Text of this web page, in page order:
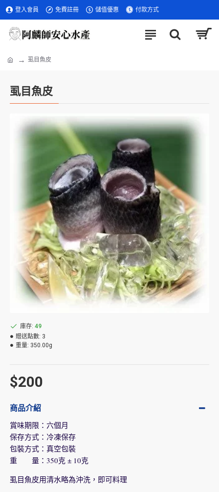
登入會員 免費註冊 儲值優惠 付款方式
虱目魚皮
虱目魚皮
$200
庫存: 49
贈送點數: 3
重量: 350.00g
商品介紹
賞味期限：六個月
保存方式：冷凍保存
包裝方式：真空包裝
重 量：350克 ± 10克
虱目魚皮用清水略為沖洗，即可料理